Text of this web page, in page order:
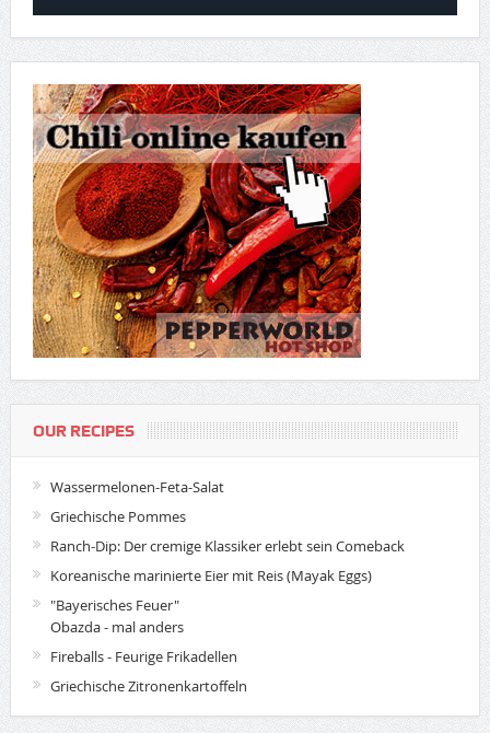
OUR RECIPES
Wassermelonen-Feta-Salat
Griechische Pommes
Ranch-Dip: Der cremige Klassiker erlebt sein Comeback
Koreanische marinierte Eier mit Reis (Mayak Eggs)
"Bayerisches Feuer"
Obazda - mal anders
Fireballs - Feurige Frikadellen
Griechische Zitronenkartoffeln